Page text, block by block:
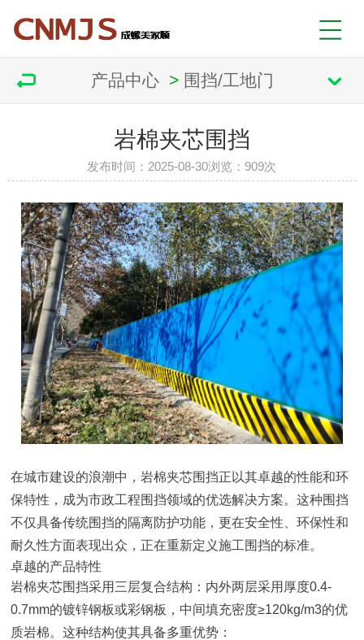
产品中心> 围挡/工地门
岩棉夹芯围挡
发布时间：2025-08-30浏览： 909次
在城市建设的浪潮中，岩棉夹芯围挡正以其卓越的性能和环
保特性，成为市政工程围挡领域的优选解决方案。这种围挡
不仅具备传统围挡的隔离防护功能，更在安全性、环保性和
耐久性方面表现出众，正在重新定义施工围挡的标准。
卓越的产品特性
岩棉夹芯围挡采用三层复合结构：内外两层采用厚度0.4-
0.7mm的镀锌钢板或彩钢板，中间填充密度≥120kg/m3的优
质岩棉。这种结构使其具备多重优势：